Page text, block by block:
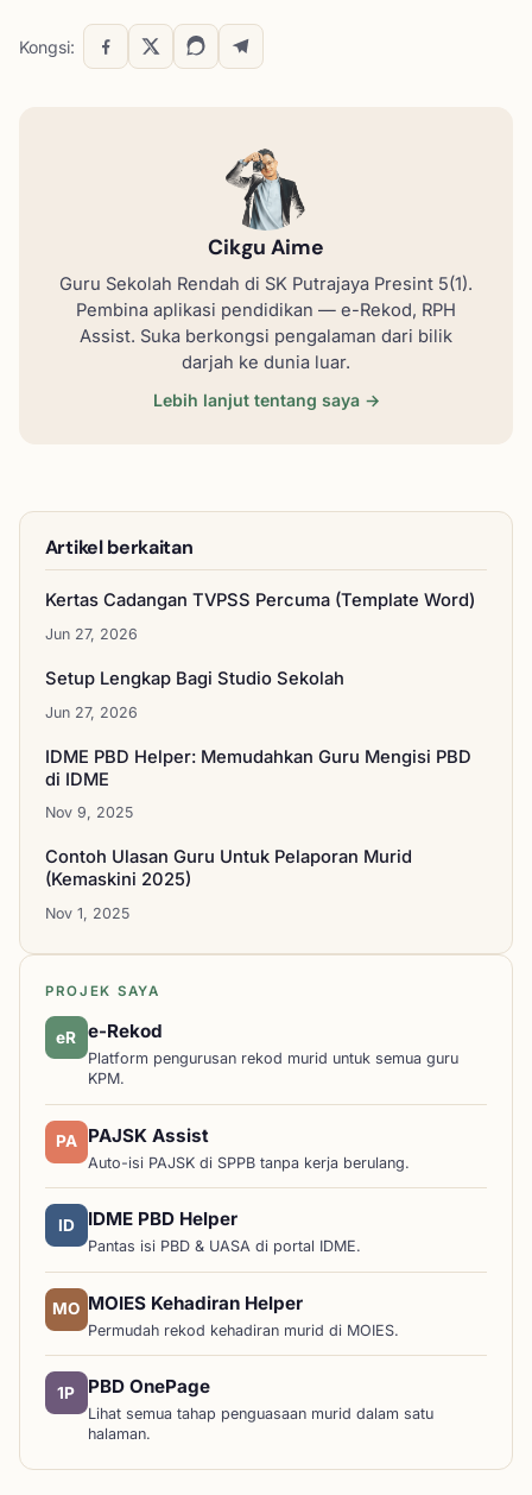
Kongsi:
Cikgu Aime
Guru Sekolah Rendah di SK Putrajaya Presint 5(1).
Pembina aplikasi pendidikan — e-Rekod, RPH
Assist. Suka berkongsi pengalaman dari bilik
darjah ke dunia luar.
Lebih lanjut tentang saya →
Artikel berkaitan
Kertas Cadangan TVPSS Percuma (Template Word)
Jun 27, 2026
Setup Lengkap Bagi Studio Sekolah
Jun 27, 2026
IDME PBD Helper: Memudahkan Guru Mengisi PBD
di IDME
Nov 9, 2025
Contoh Ulasan Guru Untuk Pelaporan Murid
(Kemaskini 2025)
Nov 1, 2025
PROJEK SAYA
eR e-Rekod
Platform pengurusan rekod murid untuk semua guru
KPM.
PA PAJSK Assist
Auto-isi PAJSK di SPPB tanpa kerja berulang.
ID IDME PBD Helper
Pantas isi PBD & UASA di portal IDME.
MO MOIES Kehadiran Helper
Permudah rekod kehadiran murid di MOIES.
1P PBD OnePage
Lihat semua tahap penguasaan murid dalam satu
halaman.